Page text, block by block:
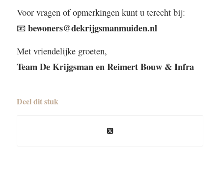
Voor vragen of opmerkingen kunt u terecht bij:
📧 bewoners@dekrijgsmanmuiden.nl
Met vriendelijke groeten,
Team De Krijgsman en Reimert Bouw & Infra
Deel dit stuk